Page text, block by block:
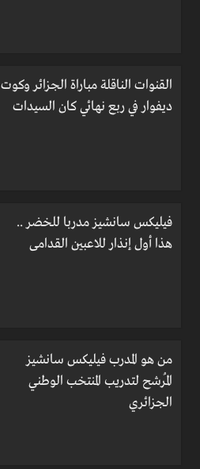
القنوات الناقلة مباراة الجزائر وكوت
ديفوار في ربع نهائي كان السيدات
فيليكس سانشيز مدربا للخضر ..
هذا أول إنذار للاعبين القدامى
من هو المدرب فيليكس سانشيز
المُرشح لتدريب المنتخب الوطني
الجزائري